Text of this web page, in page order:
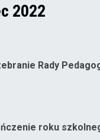
2022
Rady
roku